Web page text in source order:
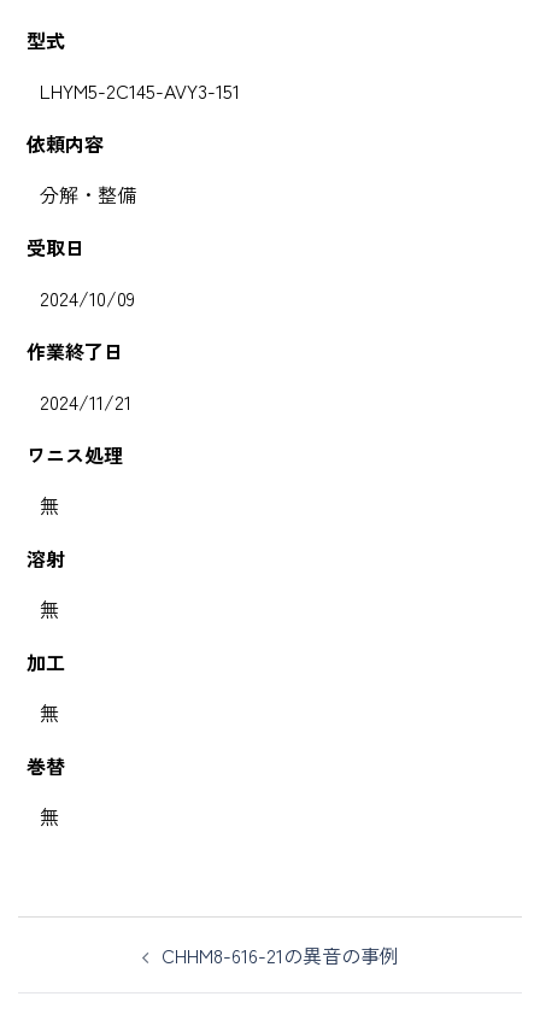
型式
LHYM5-2C145-AVY3-151
依頼内容
分解・整備
受取日
2024/10/09
作業終了日
2024/11/21
ワニス処理
無
溶射
無
加工
無
巻替
無
CHHM8-616-21の異音の事例